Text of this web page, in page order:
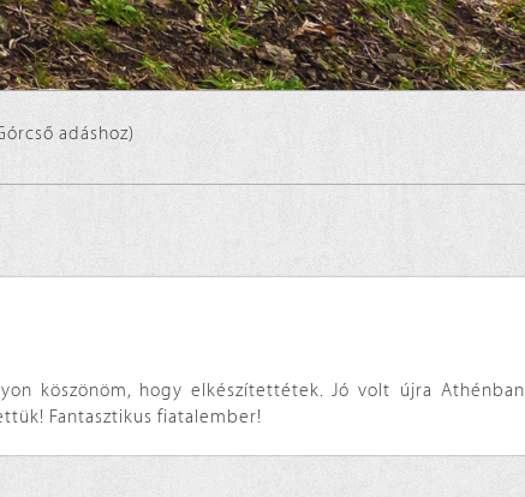
adáshoz)
köszönöm, hogy elkészítettétek. Jó volt újra
Fantasztikus fiatalember!